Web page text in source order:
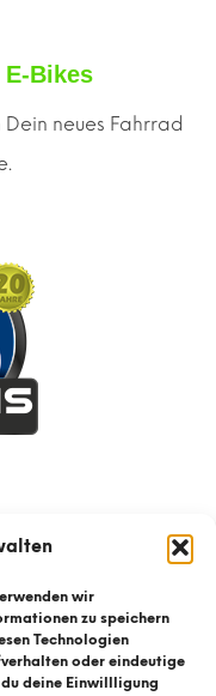
wir
zu speichern
Technologien
oder eindeutige
du deine Einwillligung
E-Bikes
Dein neues Fahrrad